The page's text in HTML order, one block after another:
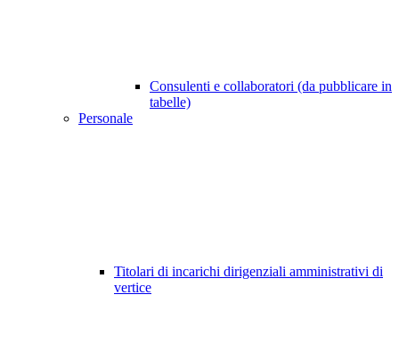
Consulenti e collaboratori (da pubblicare in
tabelle)
Personale
Titolari di incarichi dirigenziali amministrativi di
vertice